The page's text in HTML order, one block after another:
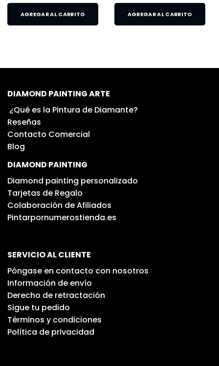
AGREGAR AL CARRITO AGREGAR AL CARRITO
DIAMOND PAINTING ARTE
¿Qué es la Pintura de Diamante?
Reseñas
Contacto Comercial
Blog
DIAMOND PAINTING
Diamond painting personalizado
Tarjetas de Regalo
Colaboración de Afiliados
Pintarpornumerostienda.es
SERVICIO AL CLIENTE
Póngase en contacto con nosotros
Información de envío
Derecho de retractación
Sigue tu pedido
Términos y condiciones
Política de privacidad